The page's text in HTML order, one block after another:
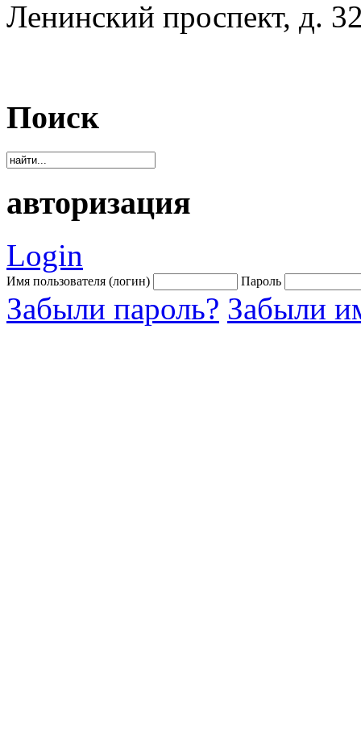
Ленинский проспект, д.
Поиск
авторизация
Login
Имя пользователя (логин) Пароль
Забыли пароль? Забыли